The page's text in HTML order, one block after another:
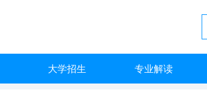
大学招生 专业解读